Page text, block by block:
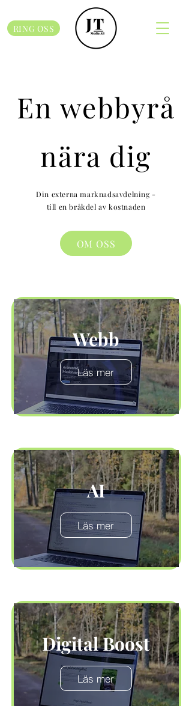
RING OSS
En webbyrå
nära dig
Din externa marknadsavdelning -
till en bråkdel av kostnaden
OM OSS
Webb
Läs mer
AI
Läs mer
Digital Boost
Läs mer